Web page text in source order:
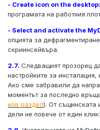
- Create icon on the desktop:
програмата на работния
- Select and activate the
опцията за
скриинсейвъра.
2.7. Следващият прозорец
настройките за
Ако сме забравили да
моментът за последно
нов раздел). От същинската
дели не повече от един